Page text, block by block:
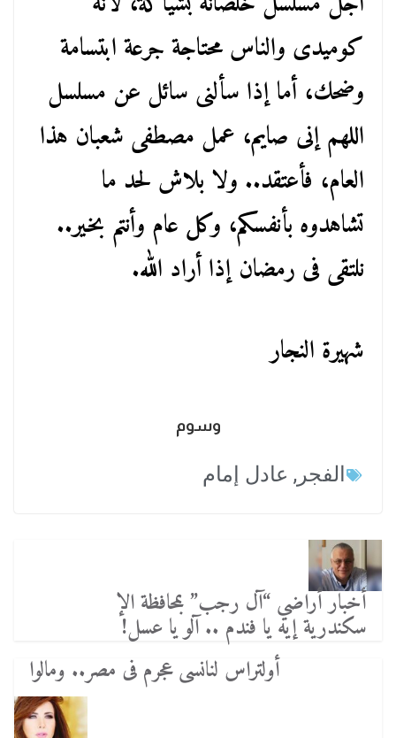
كوميدى والناس محتاجة جرعة ابتسامة
وضحك، أما إذا سألنى سائل عن مسلسل
اللهم إنى صايم، عمل مصطفى شعبان هذا
العام، فأعتقد.. ولا بلاش لحد ما
تشاهدوه بأنفسكم، وكل عام وأنتم بخير..
نلتقى فى رمضان إذا أراد الله.
شهيرة النجار
وسوم
الفجر , عادل إمام
أخبار أراضي “آل رجب” بمحافظة الإ
سكندرية إيه يا فندم .. آلو يا عسل!
أولتراس لنانسى عجرم فى مصر.. ومالوا